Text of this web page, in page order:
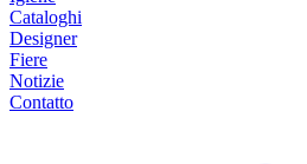
Cataloghi
Designer
Fiere
Notizie
Contatto